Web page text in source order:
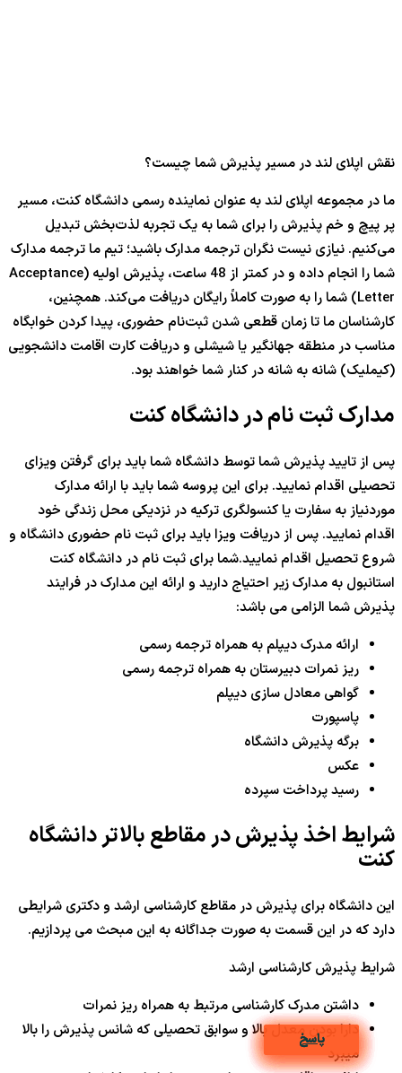
نقش اپلای لند در مسیر پذیرش شما چیست؟
ما در مجموعه اپلای لند به عنوان نماینده رسمی دانشگاه کنت، مسیر
پر پیچ و خم پذیرش را برای شما به یک تجربه لذت‌بخش تبدیل
می‌کنیم. نیازی نیست نگران ترجمه مدارک باشید؛ تیم ما ترجمه مدارک
شما را انجام داده و در کمتر از 48
ساعت، پذیرش اولیه (Acceptance
Letter) شما را به صورت کاملاً رایگان دریافت می‌کند. همچنین،
کارشناسان ما تا زمان قطعی شدن ثبت‌نام حضوری، پیدا کردن خوابگاه
مناسب در منطقه جهانگیر یا شیشلی و دریافت کارت اقامت دانشجویی
(کیملیک) شانه به شانه در کنار شما خواهند بود.
مدارک ثبت نام در دانشگاه کنت
پس از تایید پذیرش شما توسط دانشگاه شما باید برای گرفتن ویزای
تحصیلی اقدام نمایید. برای این پروسه شما باید با ارائه مدارک
موردنیاز به سفارت یا کنسولگری ترکیه در نزدیکی محل زندگی خود
اقدام نمایید. پس از دریافت ویزا باید برای ثبت نام حضوری دانشگاه و
شروع تحصیل اقدام نمایید.شما برای ثبت نام در دانشگاه کنت
استانبول به مدارک زیر احتیاج دارید و ارائه این مدارک در فرایند
پذیرش شما الزامی می باشد:
ارائه مدرک دیپلم به همراه ترجمه رسمی
ریز نمرات دبیرستان به همراه ترجمه رسمی
گواهی معادل سازی دیپلم
پاسپورت
برگه پذیرش دانشگاه
عکس
رسید پرداخت سپرده
شرایط اخذ پذیرش در مقاطع بالاتر دانشگاه
کنت
این دانشگاه برای پذیرش در مقاطع کارشناسی ارشد و دکتری شرایطی
دارد که در این قسمت به صورت جداگانه به این مبحث می پردازیم.
شرایط پذیرش کارشناسی ارشد
داشتن مدرک کارشناسی مرتبط به همراه ریز نمرات
دارا بودن معدل بالا و سوابق تحصیلی که شانس پذیرش را بالا
میبرد
پاسخ
پاسخ
پاسخ
پاسخ
پاسخ
پاسخ
پاسخ
پاسخ
پاسخ
پاسخ